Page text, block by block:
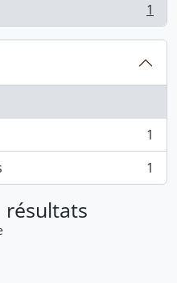
1
1
1
résultats